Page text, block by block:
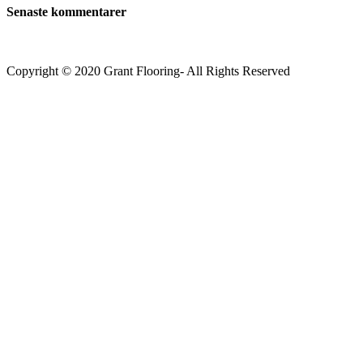
Senaste kommentarer
Copyright © 2020 Grant Flooring- All Rights Reserved